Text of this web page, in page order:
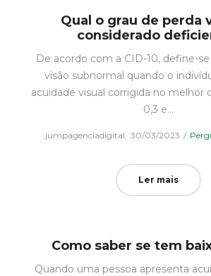
Qual o grau de perda
considerado
De acordo com a CID-10, define-
visão subnormal quando o
acuidade visual corrigida no melhor
0,3 e…
jumpagenciadigital Posted
30/03/2023
Ler mais
Como saber se tem
Quando uma pessoa apresenta